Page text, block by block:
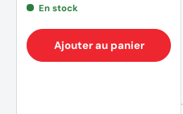
Utilisation continue de la
Utilisation continue Batterie
Classe de protection
En stock
Ajouter au panier